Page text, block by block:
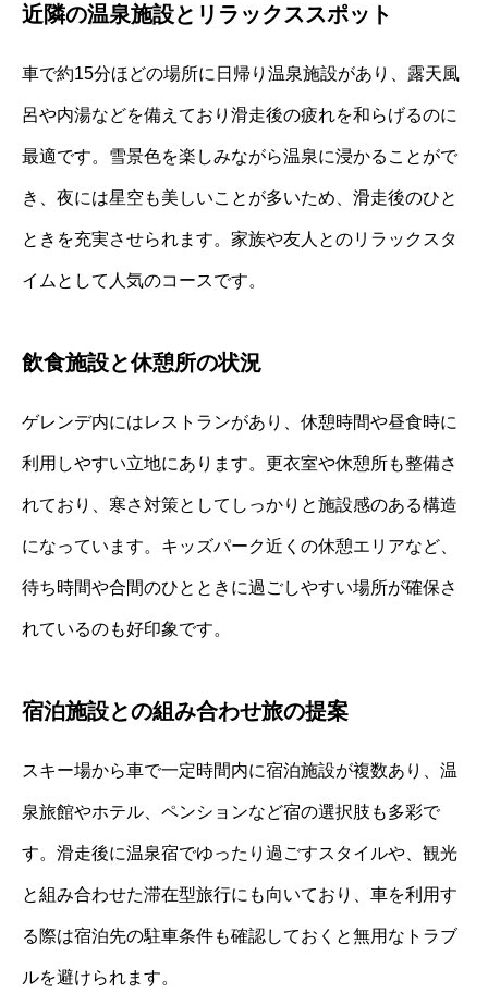
近隣の温泉施設とリラックススポット
車で約15分ほどの場所に日帰り温泉施設があり、露天風
呂や内湯などを備えており滑走後の疲れを和らげるのに
最適です。雪景色を楽しみながら温泉に浸かることがで
き、夜には星空も美しいことが多いため、滑走後のひと
ときを充実させられます。家族や友人とのリラックスタ
イムとして人気のコースです。
飲食施設と休憩所の状況
ゲレンデ内にはレストランがあり、休憩時間や昼食時に
利用しやすい立地にあります。更衣室や休憩所も整備さ
れており、寒さ対策としてしっかりと施設感のある構造
になっています。キッズパーク近くの休憩エリアなど、
待ち時間や合間のひとときに過ごしやすい場所が確保さ
れているのも好印象です。
宿泊施設との組み合わせ旅の提案
スキー場から車で一定時間内に宿泊施設が複数あり、温
泉旅館やホテル、ペンションなど宿の選択肢も多彩で
す。滑走後に温泉宿でゆったり過ごすスタイルや、観光
と組み合わせた滞在型旅行にも向いており、車を利用す
る際は宿泊先の駐車条件も確認しておくと無用なトラブ
ルを避けられます。